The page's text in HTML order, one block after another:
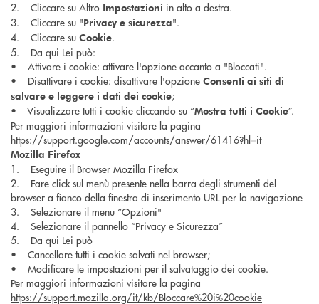
2. Cliccare su Altro Impostazioni in alto a destra.
3. Cliccare su "Privacy e sicurezza".
4. Cliccare su Cookie.
5. Da qui Lei può:
• Attivare i cookie: attivare l'opzione accanto a "Bloccati".
• Disattivare i cookie: disattivare l'opzione Consenti ai siti di
salvare e leggere i dati dei cookie;
• Visualizzare tutti i cookie cliccando su “Mostra tutti i Cookie”.
Per maggiori informazioni visitare la pagina
https://support.google.com/accounts/answer/61416?hl=it
Mozilla Firefox
1. Eseguire il Browser Mozilla Firefox
2. Fare click sul menù presente nella barra degli strumenti del
browser a fianco della finestra di inserimento URL per la navigazione
3. Selezionare il menu “Opzioni"
4. Selezionare il pannello “Privacy e Sicurezza”
5. Da qui Lei può
• Cancellare tutti i cookie salvati nel browser;
• Modificare le impostazioni per il salvataggio dei cookie.
Per maggiori informazioni visitare la pagina
https://support.mozilla.org/it/kb/Bloccare%20i%20cookie